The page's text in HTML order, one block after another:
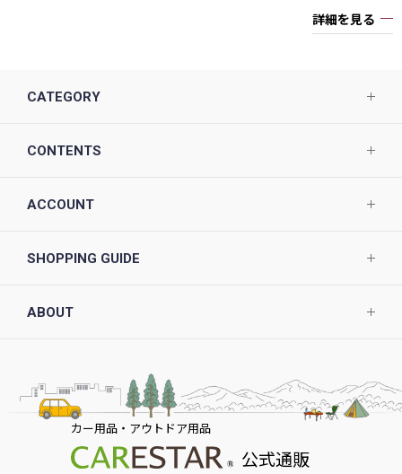
詳細を見る
CATEGORY
CONTENTS
ACCOUNT
SHOPPING GUIDE
ABOUT
カー用品・アウトドア用品
公式通販